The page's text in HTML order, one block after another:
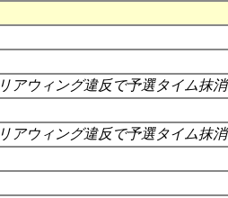
リアウィング違反で予選タイム抹消
リアウィング違反で予選タイム抹消